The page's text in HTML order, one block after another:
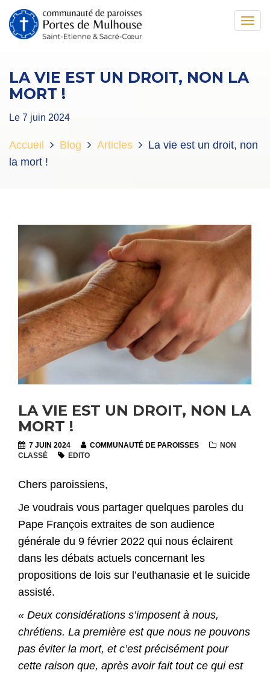
LA VIE EST UN DROIT, NON LA
MORT !
Le 7 juin 2024
Accueil Blog Articles
La vie est un droit, non
la mort !
LA VIE EST UN DROIT, NON LA
MORT !
7 JUIN 2024 COMMUNAUTÉ DE PAROISSES
NON
CLASSÉ
EDITO
Chers paroissiens,
Je voudrais vous partager quelques paroles du
Pape François extraites de son audience
générale du 9 février 2022 qui nous éclairent
dans les débats actuels concernant les
propositions de lois sur l’euthanasie et le suicide
assisté.
« Deux considérations s’imposent à nous,
chrétiens. La première est que nous ne pouvons
pas éviter la mort, et c’est précisément pour
cette raison que, après avoir fait tout ce qui est